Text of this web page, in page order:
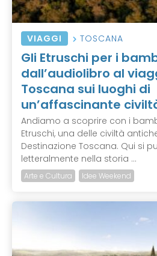
VIAGGI TOSCANA
Gli Etruschi per i
dall’audiolibro al
Toscana sui luoghi di
un’affascinante
Andiamo a scoprire con i
Etruschi, una delle civiltà
Destinazione Toscana. Qui si
letteralmente nella storia ...
Arte e Cultura Idee Weekend